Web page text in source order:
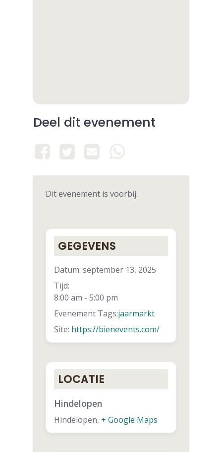
Deel dit evenement
Dit evenement is voorbij.
GEGEVENS
Datum: september 13, 2025
Tijd:
8:00 am - 5:00 pm
Evenement Tags:jaarmarkt
Site: https://bienevents.com/
LOCATIE
Hindelopen
Hindelopen, + Google Maps